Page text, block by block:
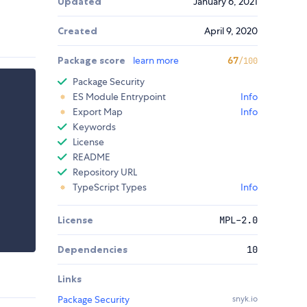
Created April 9, 2020
Package score learn more 67/100
Package Security
ES Module Entrypoint
Info
Export Map
Info
Keywords
License
README
Repository URL
TypeScript Types
Info
License MPL-2.0
Dependencies 10
Links
Package Security
snyk.io